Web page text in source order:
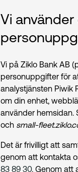
Vi
Vi på Ziklo Bank AB
personuppgifter för
analystjänsten Piwik
om din enhet,
använder hemsidan.
och small-
Det är frivilligt att
genom att kontakta
83 89 30. Genom att